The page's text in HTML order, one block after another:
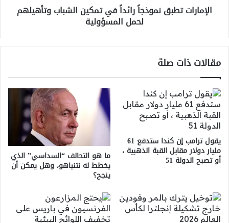
المسؤولية
الإمارات تطبق نموذجاً رائداً في تمكين الشباب وتأهيلهم
لحمل المسؤولية
مقالات ذات صلة
يقول ترامب إن كندا ستدفع 61
مليار دولار مقابل القبة الذهبية ،
أو تصبح الدولة 51 ما هو التحالف “السداسي” الذي
يخطط له نتنياهو، وهل يمكن أن
ينجح؟